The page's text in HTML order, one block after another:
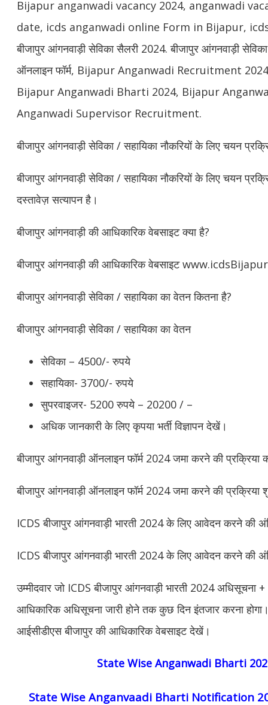
Bijapur anganwadi vacancy 2024, anganwadi
date, icds anganwadi online Form in Bijapur,
बीजापुर आंगनवाड़ी सेविका सैलरी 2024. बीजापुर आंगनवाड़ी
ऑनलाइन फॉर्म, Bijapur Anganwadi Recruitment 2024,
Bijapur Anganwadi Bharti 2024, Bijapur
Anganwadi Supervisor Recruitment.
बीजापुर आंगनवाड़ी सेविका / सहायिका नौकरियों के लिए चयन
बीजापुर आंगनवाड़ी सेविका / सहायिका नौकरियों के लिए चयन
दस्तावेज़ सत्यापन है।
बीजापुर आंगनवाड़ी की आधिकारिक वेबसाइट क्या है?
बीजापुर आंगनवाड़ी की आधिकारिक वेबसाइट
बीजापुर आंगनवाड़ी सेविका / सहायिका का वेतन कितना है?
बीजापुर आंगनवाड़ी सेविका / सहायिका का वेतन
सेविका – 4500/- रुपये
सहायिका- 3700/- रुपये
सुपरवाइजर- 5200 रुपये – 20200 / –
अधिक जानकारी के लिए कृपया भर्ती विज्ञापन देखें।
बीजापुर आंगनवाड़ी ऑनलाइन फॉर्म 2024 जमा करने की प्रक्रिया
बीजापुर आंगनवाड़ी ऑनलाइन फॉर्म 2024 जमा करने की प्रक्रिया
ICDS बीजापुर आंगनवाड़ी भारती 2024 के लिए आवेदन करने की
ICDS बीजापुर आंगनवाड़ी भारती 2024 के लिए आवेदन करने की
उम्मीदवार जो ICDS बीजापुर आंगनवाड़ी भारती 2024
आधिकारिक अधिसूचना जारी होने तक कुछ दिन इंतजार करना
आईसीडीएस बीजापुर की आधिकारिक वेबसाइट देखें।
State Wise Anganwadi Bharti
State Wise Anganvaadi Bharti Notification